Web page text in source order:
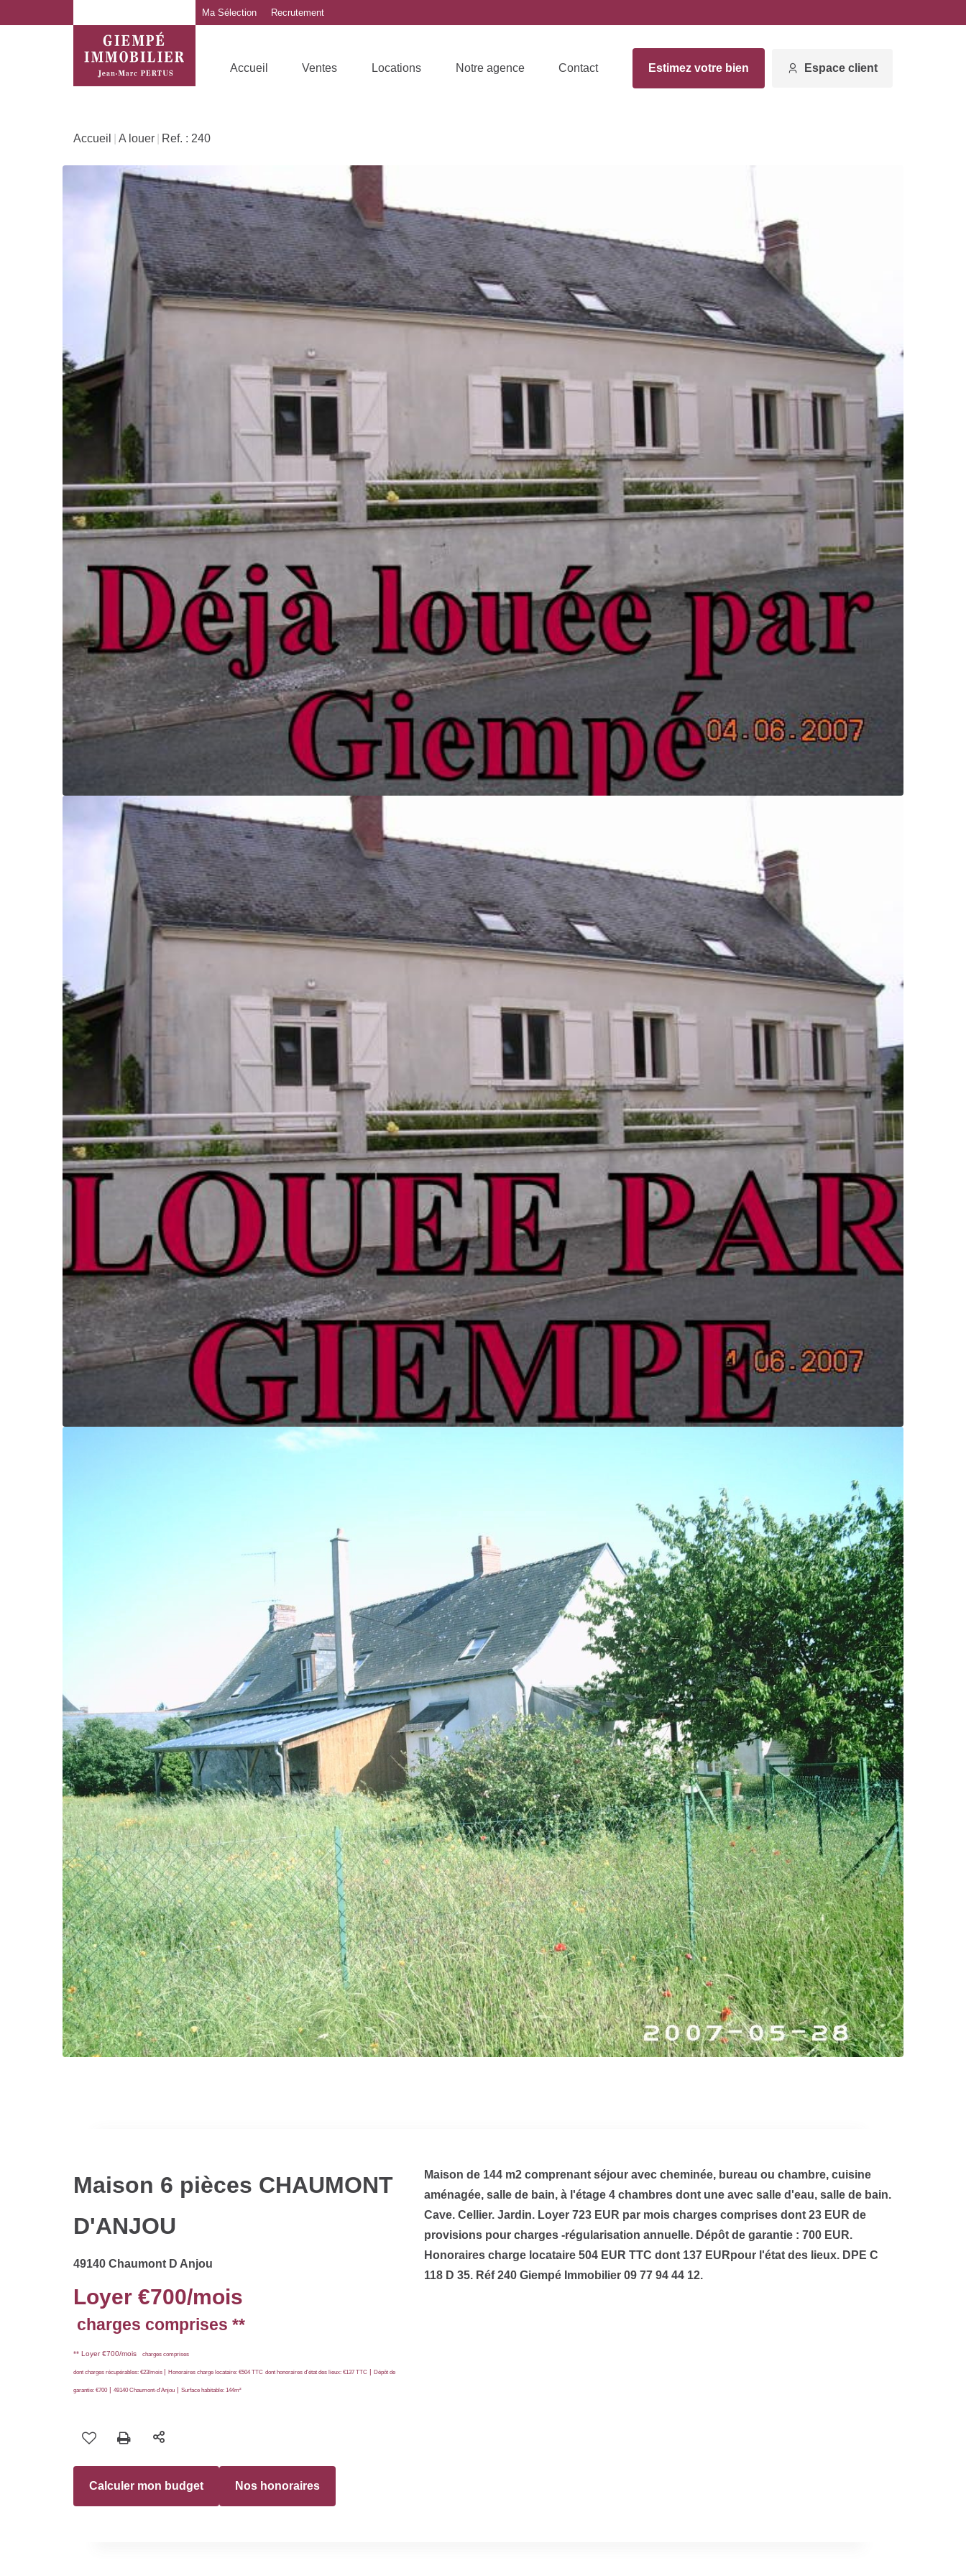
Ma Sélection Recrutement
Accueil Ventes Locations Notre agence Contact Estimez votre bien Espace client
Accueil A louer Ref. : 240
Maison 6 pièces CHAUMONT
D'ANJOU
49140 Chaumont D Anjou
Loyer €700/mois
charges comprises **
** Loyer €700/mois charges comprises
dont charges récupérables: €23/mois | Honoraires charge locataire: €504 TTC dont honoraires d'état des lieux: €137 TTC | Dépôt de
garantie: €700 | 49140 Chaumont-d'Anjou | Surface habitable: 144m²
Calculer mon budget Nos honoraires
Maison de 144 m2 comprenant séjour avec cheminée, bureau ou chambre, cuisine
aménagée, salle de bain, à l'étage 4 chambres dont une avec salle d'eau, salle de bain.
Cave. Cellier. Jardin. Loyer 723 EUR par mois charges comprises dont 23 EUR de
provisions pour charges -régularisation annuelle. Dépôt de garantie : 700 EUR.
Honoraires charge locataire 504 EUR TTC dont 137 EURpour l'état des lieux. DPE C
118 D 35. Réf 240 Giempé Immobilier 09 77 94 44 12.